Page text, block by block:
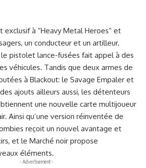
exclusif à “Heavy Metal Heroes” et
un conducteur et un artilleur.
pistolet lance-fusées fait appel à des
véhicules. Tandis que deux armes de
à Blackout: le Savage Empaler et
ajouts ailleurs aussi, les détenteurs
une nouvelle carte multijoueur
Ainsi qu’une version réinventée de
reçoit un nouvel avantage et
et le Marché noir propose
éléments.
- Advertisement -